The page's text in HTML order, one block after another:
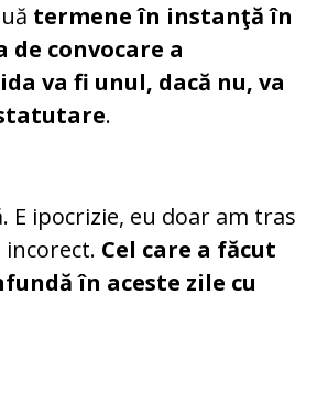
termene în instanţă în
convocare a
va fi unul, dacă nu, va
.
E ipocrizie, eu doar am tras
incorect. Cel care a făcut
în aceste zile cu